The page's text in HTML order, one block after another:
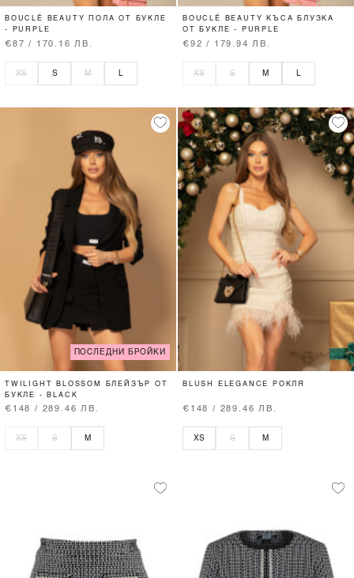
BOUCLÉ BEAUTY ПОЛА ОТ БУКЛЕ
- PURPLE
€87 / 170.16 ЛВ.
XS S M
BOUCLÉ BEAUTY КЪСА БЛУЗКА
ОТ БУКЛЕ - PURPLE
€92 / 179.94 ЛВ.
XS S M
ПОСЛЕДНИ БРОЙКИ
TWILIGHT BLOSSOM БЛЕЙЗЪР ОТ
БУКЛЕ - BLACK
€148 / 289.46 ЛВ.
XS S M
BLUSH ELEGANCE РОКЛЯ
€148 / 289.46 ЛВ.
XS S M